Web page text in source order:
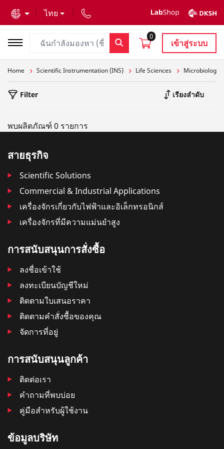
ไทย
0
เข้าสู่ระบบ
Home Scientific Instrumentation (INS) Life Sciences Microbiology
Filter เรียงลำดับ
พบผลิตภัณฑ์ 0 รายการ
สายธุรกิจ
Scientific Solutions
Commercial & Industrial Applications
เครื่องจักรเกี่ยวกับไฟฟ้าและอิเล็กทรอนิกส์
เครื่องจักรที่มีความแม่นยำสูง
การสนับสนุนการสั่งซื้อ
ลงชื่อเข้าใช้
ลงทะเบียนบัญชีใหม่
ติดตามใบเสนอราคา
ติดตามคําสั่งซื้อของคุณ
จัดการที่อยู่
การสนับสนุนลูกค้า
ติดต่อเรา
คำถามที่พบบ่อย
คู่มือสำหรับผู้ใช้งาน
ข้อมูลบริษัท